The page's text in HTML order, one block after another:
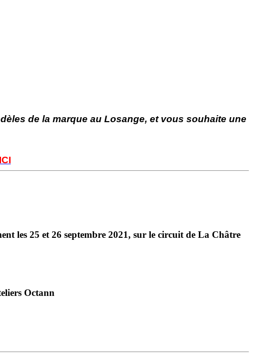
de la marque au Losange, et vous souhaite une
ICI
les 25 et 26 septembre 2021, sur le circuit de La Châtre
Octann